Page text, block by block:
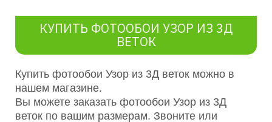
КУПИТЬ ФОТООБОИ УЗОР ИЗ 3Д
ВЕТОК
Купить фотообои Узор из 3Д веток можно в
нашем магазине.
Вы можете заказать фотообои Узор из 3Д
веток по вашим размерам. Звоните или